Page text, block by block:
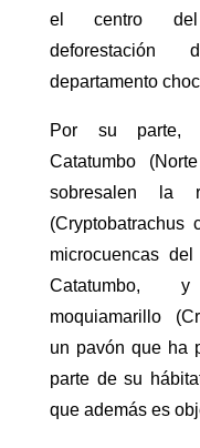
el centro
departamento
Por su parte,
Catatumbo
sobresalen la
(Cryptobatrachus
microcuencas
moquiamarillo
un pavón que ha
parte de su
que además es